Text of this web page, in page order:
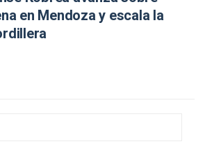
en Mendoza y escala la